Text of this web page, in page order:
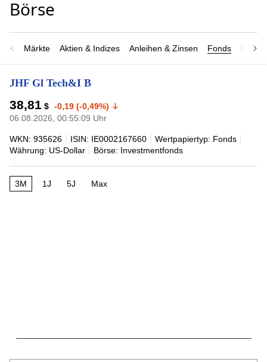
Märkte Aktien & Indizes Anleihen & Zinsen Fonds
JHF Gl Tech&I B
38,81 $ -0,19 (-0,49%)
06.08.2026, 00:55:09 Uhr
WKN: 935626 ISIN: IE0002167660
Wertpapiertyp: Fonds
Währung: US-Dollar
Börse: Investmentfonds
3M 1J 5J Max